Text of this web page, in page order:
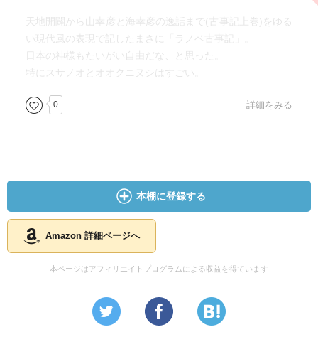
天地開闢から山幸彦と海幸彦の逸話まで(古事記上巻)をゆる
い現代風の表現で記したまさに「ラノベ古事記」。
日本の神様もたいがい自由だな、と思った。
特にスサノオとオオクニヌシはすごい。
0 詳細をみる
本棚に登録する
Amazon 詳細ページへ
本ページはアフィリエイトプログラムによる収益を得ています